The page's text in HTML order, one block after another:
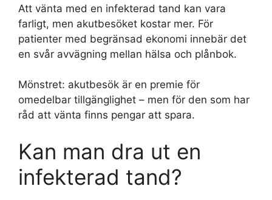
Att vänta med en infekterad tand kan vara
farligt, men akutbesöket kostar mer. För
patienter med begränsad ekonomi innebär det
en svår avvägning mellan hälsa och plånbok.
Mönstret: akutbesök är en premie för
omedelbar tillgänglighet – men för den som har
råd att vänta finns pengar att spara.
Kan man dra ut en
infekterad tand?